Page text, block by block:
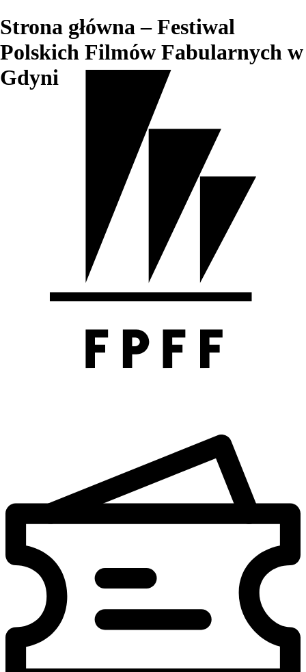
Strona główna – Festiwal
Polskich Filmów Fabularnych w
Gdyni